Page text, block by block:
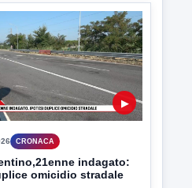
▶
CRONACA
indagato:
omicidio stradale